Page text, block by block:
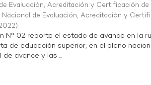
Evaluación, Acreditación y Certificación
Nacional de Evaluación, Acreditación y
)
N° 02 reporta el estado de avance en la
de educación superior, en el plano
avance y las ...